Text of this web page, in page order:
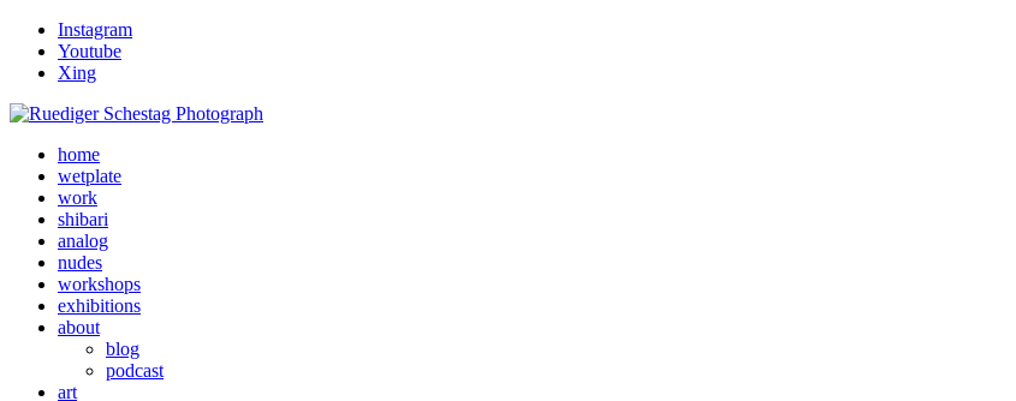
Instagram
Youtube
Xing
home
wetplate
work
shibari
analog
nudes
workshops
exhibitions
about
blog
podcast
art